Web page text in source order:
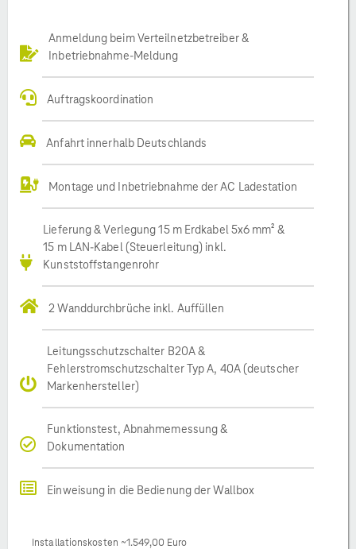
Anmeldung beim Verteilnetzbetreiber &
Inbetriebnahme-Meldung
Auftragskoordination
Anfahrt innerhalb Deutschlands
Montage und Inbetriebnahme der AC Ladestation
Lieferung & Verlegung 15 m Erdkabel 5x6 mm² &
15 m LAN-Kabel (Steuerleitung) inkl.
Kunststoffstangenrohr
2 Wanddurchbrüche inkl. Auffüllen
Leitungsschutzschalter B20A &
Fehlerstromschutzschalter Typ A, 40A (deutscher
Markenhersteller)
Funktionstest, Abnahmemessung &
Dokumentation
Einweisung in die Bedienung der Wallbox
Installationskosten ~1.549,00 Euro